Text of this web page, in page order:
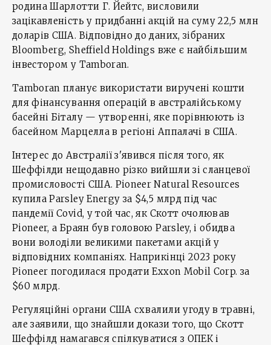
родина Шарлотти Г. Йейтс, висловили
зацікавленість у придбанні акцій на суму 22,5 млн
доларів США. Відповідно до даних, зібраних
Bloomberg, Sheffield Holdings вже є найбільшим
інвестором у Tamboran.
Tamboran планує використати виручені кошти
для фінансування операцій в австралійському
басейні Біталу — утворенні, яке порівнюють із
басейном Марцелла в регіоні Аппалачі в США.
Інтерес до Австралії з'явився після того, як
Шеффілди нещодавно різко вийшли зі сланцевої
промисловості США. Pioneer Natural Resources
купила Parsley Energy за $4,5 млрд під час
пандемії Covid, у той час, як Скотт очолював
Pioneer, а Браян був головою Parsley, і обидва
вони володіли великими пакетами акцій у
відповідних компаніях. Наприкінці 2023 року
Pioneer погодилася продати Exxon Mobil Corp. за
$60 млрд.
Регуляційні органи США схвалили угоду в травні,
але заявили, що знайшли докази того, що Скотт
Шеффілд намагався спілкуватися з ОПЕК і